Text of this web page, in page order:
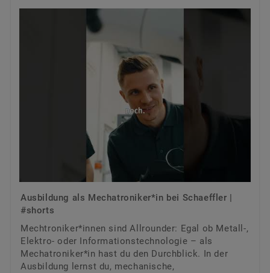
Ausbildung als Mechatroniker*in bei Schaeffler |
#shorts
Mechtroniker*innen sind Allrounder: Egal ob Metall-,
Elektro- oder Informationstechnologie – als
Mechatroniker*in hast du den Durchblick. In der
Ausbildung lernst du, mechanische,